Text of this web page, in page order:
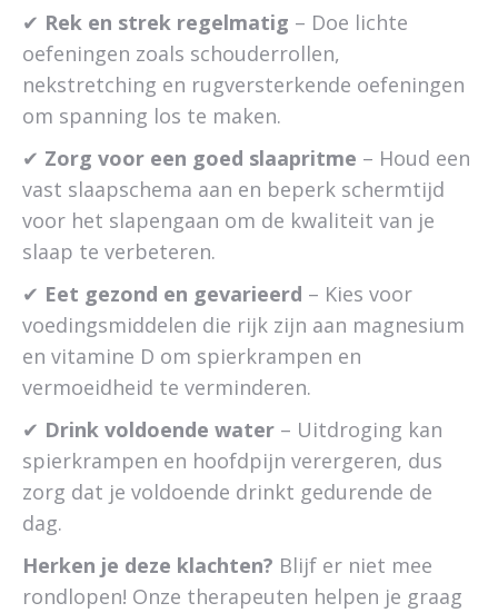
✔ Rek en strek regelmatig – Doe lichte
oefeningen zoals schouderrollen,
nekstretching en rugversterkende oefeningen
om spanning los te maken.
✔ Zorg voor een goed slaapritme – Houd een
vast slaapschema aan en beperk schermtijd
voor het slapengaan om de kwaliteit van je
slaap te verbeteren.
✔ Eet gezond en gevarieerd – Kies voor
voedingsmiddelen die rijk zijn aan magnesium
en vitamine D om spierkrampen en
vermoeidheid te verminderen.
✔ Drink voldoende water – Uitdroging kan
spierkrampen en hoofdpijn verergeren, dus
zorg dat je voldoende drinkt gedurende de
dag.
Herken je deze klachten? Blijf er niet mee
rondlopen! Onze therapeuten helpen je graag